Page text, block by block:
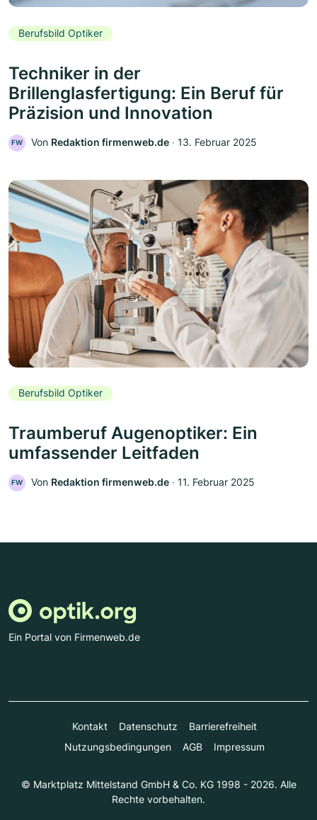
Berufsbild Optiker
Techniker in der
Brillenglasfertigung: Ein Beruf für
Präzision und Innovation
FW Von Redaktion firmenweb.de ‧ 13. Februar 2025
Berufsbild Optiker
Traumberuf Augenoptiker: Ein
umfassender Leitfaden
FW Von Redaktion firmenweb.de ‧ 11. Februar 2025
Ein Portal von Firmenweb.de
Kontakt Datenschutz
Barrierefreiheit
Nutzungsbedingungen
AGB Impressum
© Marktplatz Mittelstand GmbH & Co. KG 1998 - 2026. Alle
Rechte vorbehalten.